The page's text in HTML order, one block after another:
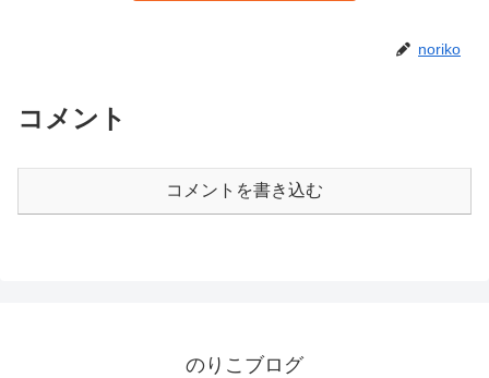
noriko
コメント
コメントを書き込む
のりこブログ